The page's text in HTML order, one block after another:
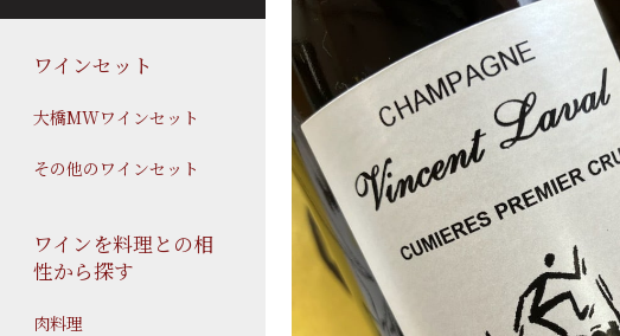
ワインセット
大橋MWワインセット
その他のワインセット
ワインを料理との相
性から探す
肉料理